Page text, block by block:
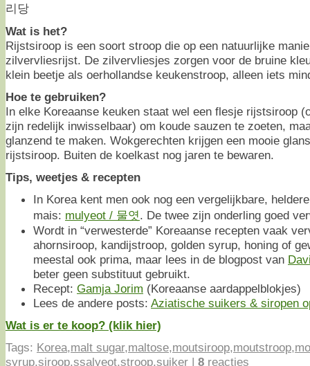
리당
Wat is het?
Rijstsiroop is een soort stroop die op een natuurlijke
zilvervliesrijst. De zilvervliesjes zorgen voor de bruine
klein beetje als oerhollandse keukenstroop, alleen iets
Hoe te gebruiken?
In elke Koreaanse keuken staat wel een flesje rijstsiroop
zijn redelijk inwisselbaar) om koude sauzen te zoeten,
glanzend te maken. Wokgerechten krijgen een mooie
rijstsiroop. Buiten de koelkast nog jaren te bewaren.
Tips, weetjes & recepten
In Korea kent men ook nog een vergelijkbare,
mais: mulyeot / 물엿. De twee zijn onderling goed
Wordt in “verwesterde” Koreaanse recepten vaak
ahornsiroop, kandijstroop, golden syrup, honing of
meestal ook prima, maar lees in de blogpost van
beter geen substituut gebruikt.
Recept: Gamja Jorim (Koreaanse aardappelblokjes)
Lees de andere posts: Aziatische suikers & siropen
Wat is er te koop? (klik hier)
Tags: Korea,malt sugar,maltose,moutsiroop,moutstroop,
syrup,siroop,ssalyeot,stroop,suiker | 8 reacties